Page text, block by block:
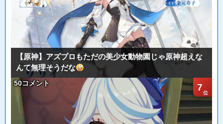
【原神】アズプロもただの美少女動物園じゃ原神超えな
んて無理そうだな
7
50コメント